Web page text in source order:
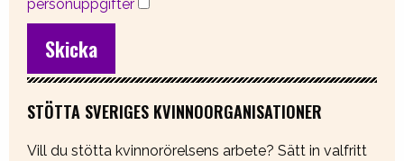
personuppgifter
STÖTTA SVERIGES KVINNOORGANISATIONER
Vill du stötta kvinnorörelsens arbete? Sätt in valfritt